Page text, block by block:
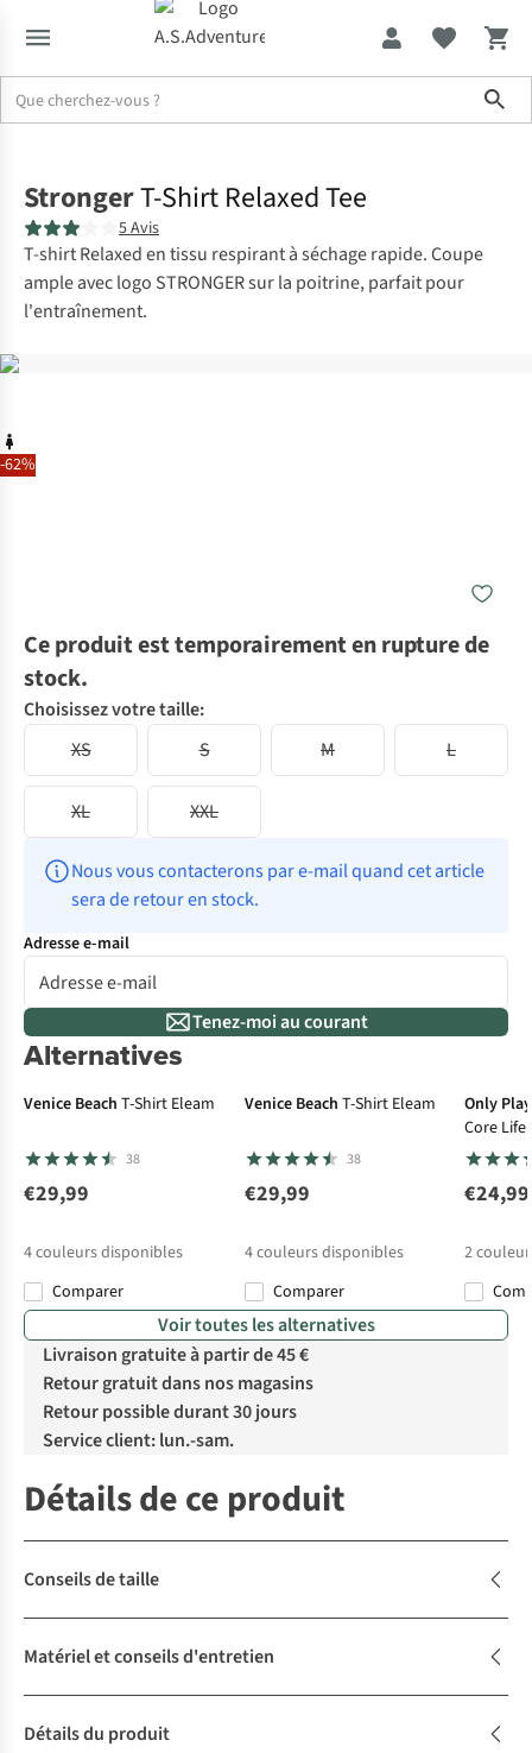
-62%
StrongerT-Shirt Relaxed Tee
5 Avis
T-shirt Relaxed en tissu respirant à séchage rapide. Coupe
ample avec logo STRONGER sur la poitrine, parfait pour
l'entraînement.
Ce produit est temporairement en rupture de
stock.
Choisissez votre taille:
XS
S M L
XL XXL
Nous vous contacterons par e-mail quand cet article
sera de retour en stock.
Adresse e-mail
Tenez-moi au courant
Alternatives
Venice Beach T-Shirt Eleam
38
€29,99
4couleurs disponibles
%
Comparer
Venice Beach T-Shirt Eleam
38
€29,99
4couleurs disponibles
%
Comparer
Only Play
Core Life
Tee
€24,99
2
Voir toutes les alternatives
Livraison gratuite à partir de 45 €
Retour gratuit dans nos magasins
Retour possible durant 30 jours
Service client: lun.-sam.
Détails de ce produit
Conseils de taille
Matériel et conseils d'entretien
Détails du produit